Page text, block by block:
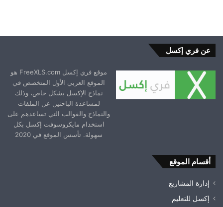
عن فري إكسل
موقع فري إكسل FreeXLS.com هو
الموقع العربي الأول المتخصص في
نماذج الإكسل بشكل خاص، وذلك
لمساعدة الباحثين عن الملفات
والنماذج والقوالب التي تساعدهم على
استخدام مايكروسوفت إكسل بكل
سهولة. تأسس الموقع في 2020
أقسام الموقع
إدارة المشاريع
إكسل للتعليم